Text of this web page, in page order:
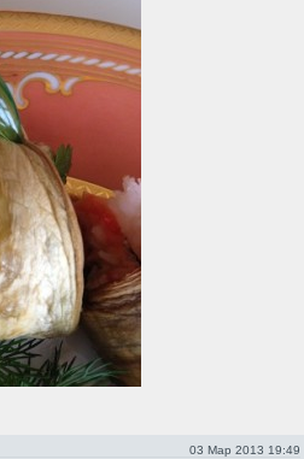
03 Мар 2013 19:49